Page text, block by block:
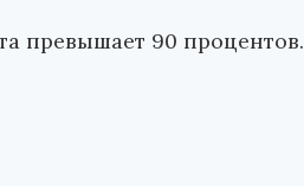
превышает 90 процентов.